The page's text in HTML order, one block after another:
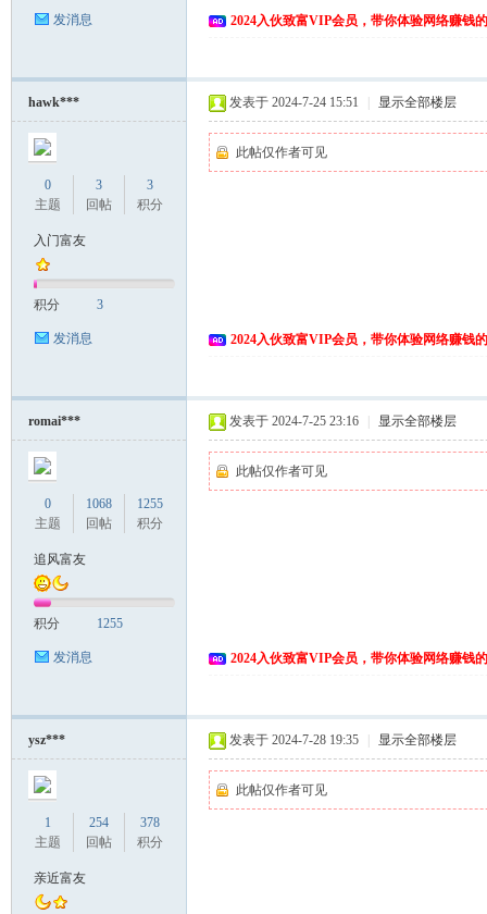
发消息 2024入伙致富VIP会员，带你体验网络赚钱
hawk***
0
主题
3
回帖
3
积分
入门富友
积分 3
发消息
发表于 2024-7-24 15:51 显示全部楼层
此帖仅作者可见
2024入伙致富VIP会员，带你体验网络赚钱
romai***
0
主题
1068
回帖
1255
积分
追风富友
积分 1255
发消息
发表于 2024-7-25 23:16 显示全部楼层
此帖仅作者可见
2024入伙致富VIP会员，带你体验网络赚钱
ysz***
1
主题
254
回帖
378
积分
亲近富友
发表于 2024-7-28 19:35 显示全部楼层
此帖仅作者可见